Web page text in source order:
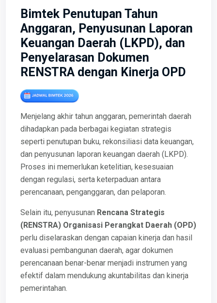
Bimtek Penutupan Tahun
Anggaran, Penyusunan Laporan
Keuangan Daerah (LKPD), dan
Penyelarasan Dokumen
RENSTRA dengan Kinerja OPD
Menjelang akhir tahun anggaran, pemerintah daerah
dihadapkan pada berbagai kegiatan strategis
seperti penutupan buku, rekonsiliasi data keuangan,
dan penyusunan laporan keuangan daerah (LKPD).
Proses ini memerlukan ketelitian, kesesuaian
dengan regulasi, serta keterpaduan antara
perencanaan, penganggaran, dan pelaporan.
Selain itu, penyusunan Rencana Strategis
(RENSTRA) Organisasi Perangkat Daerah (OPD)
perlu diselaraskan dengan capaian kinerja dan hasil
evaluasi pembangunan daerah, agar dokumen
perencanaan benar-benar menjadi instrumen yang
efektif dalam mendukung akuntabilitas dan kinerja
pemerintahan.